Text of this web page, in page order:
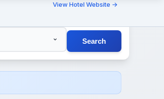
View Hotel Website →
Search